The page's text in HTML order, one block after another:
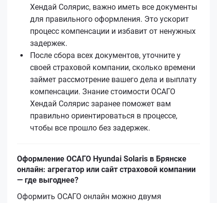
Хендай Солярис, важно иметь все документы
для правильного оформления. Это ускорит
процесс компенсации и избавит от ненужных
задержек.
После сбора всех документов, уточните у
своей страховой компании, сколько времени
займет рассмотрение вашего дела и выплату
компенсации. Знание стоимости ОСАГО
Хендай Солярис заранее поможет вам
правильно ориентироваться в процессе,
чтобы все прошло без задержек.
Оформление ОСАГО Hyundai Solaris в Брянске
онлайн: агрегатор или сайт страховой компании
— где выгоднее?
Оформить ОСАГО онлайн можно двумя